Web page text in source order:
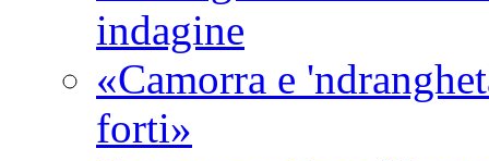
indagine
«Camorra e
forti»